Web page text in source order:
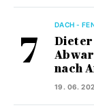
DACH -
Dieter
nach
19. 06.